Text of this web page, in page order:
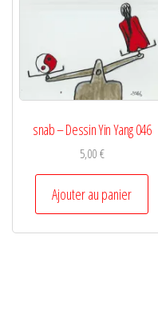
snab – Dessin Yin Yang 046
5,00€
Ajouter au panier